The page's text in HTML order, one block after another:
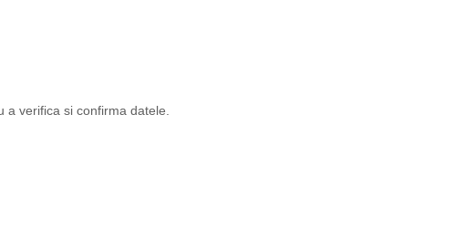
verifica si confirma datele.